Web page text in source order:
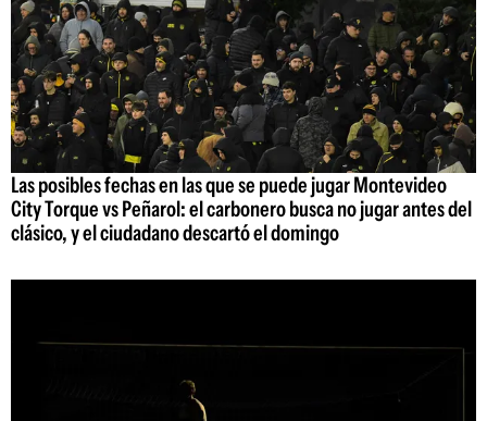
Las posibles fechas en las que se puede jugar Montevideo
City Torque vs Peñarol: el carbonero busca no jugar antes del
clásico, y el ciudadano descartó el domingo